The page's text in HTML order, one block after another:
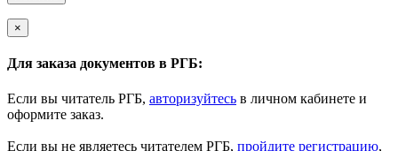
×
Для заказа документов в РГБ:
Если вы читатель РГБ, авторизуйтесь в личном кабинете и
оформите заказ.
Если вы не являетесь читателем РГБ, пройдите регистрацию,